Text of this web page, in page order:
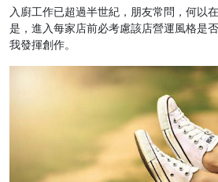
入廚工作已超過半世紀，朋友常問，何以
是，進入每家店前必考慮該店營運風格是
我發揮創作。